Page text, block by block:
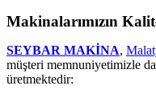
Makinalarımızın
SEYBAR MAKİNA,
müşteri memnuniyetimizle
üretmektedir: